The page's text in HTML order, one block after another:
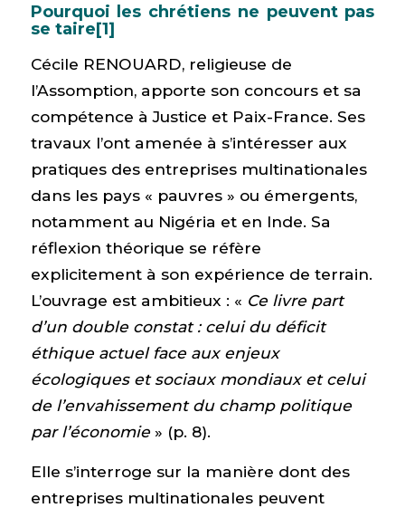
Pourquoi les chrétiens ne peuvent pas
se taire[1]
Cécile RENOUARD, religieuse de
l’Assomption, apporte son concours et sa
compétence à Justice et Paix-France. Ses
travaux l’ont amenée à s’intéresser aux
pratiques des entreprises multinationales
dans les pays « pauvres » ou émergents,
notamment au Nigéria et en Inde. Sa
réflexion théorique se réfère
explicitement à son expérience de terrain.
L’ouvrage est ambitieux : « Ce livre part
d’un double constat : celui du déficit
éthique actuel face aux enjeux
écologiques et sociaux mondiaux et celui
de l’envahissement du champ politique
par l’économie» (p. 8).
Elle s’interroge sur la manière dont des
entreprises multinationales peuvent